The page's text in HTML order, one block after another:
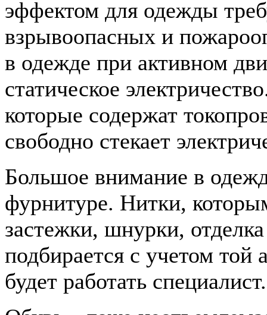
эффектом для одежды
взрывоопасных и
в одежде при активном
статическое
которые содержат
свободно стекает
Большое внимание в
фурнитуре. Нитки,
застежки, шнурки,
подбирается с учетом той
будет работать специалист.